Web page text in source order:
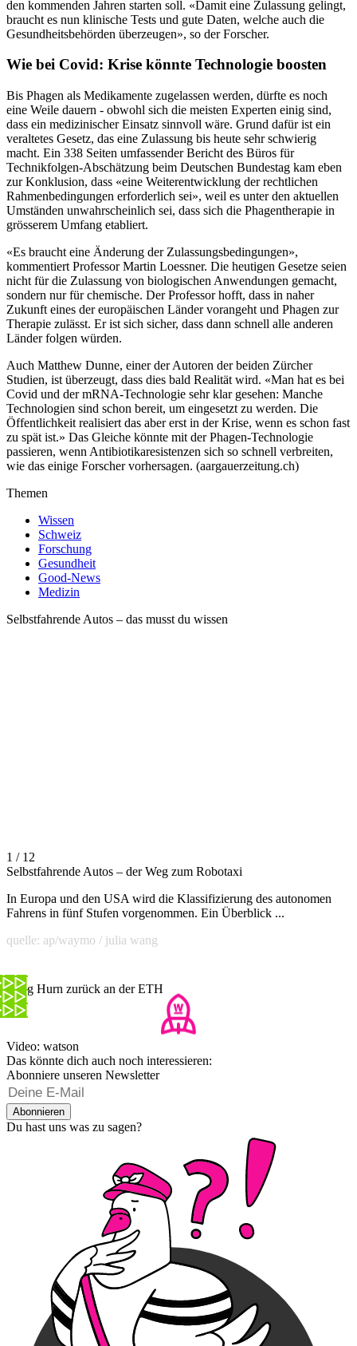
den kommenden Jahren starten soll. «Damit eine Zulassung gelingt,
braucht es nun klinische Tests und gute Daten, welche auch die
Gesundheitsbehörden überzeugen», so der Forscher.
Wie bei Covid: Krise könnte Technologie boosten
Bis Phagen als Medikamente zugelassen werden, dürfte es noch
eine Weile dauern - obwohl sich die meisten Experten einig sind,
dass ein medizinischer Einsatz sinnvoll wäre. Grund dafür ist ein
veraltetes Gesetz, das eine Zulassung bis heute sehr schwierig
macht. Ein 338 Seiten umfassender Bericht des Büros für
Technikfolgen-Abschätzung beim Deutschen Bundestag kam eben
zur Konklusion, dass «eine Weiterentwicklung der rechtlichen
Rahmenbedingungen erforderlich sei», weil es unter den aktuellen
Umständen unwahrscheinlich sei, dass sich die Phagentherapie in
grösserem Umfang etabliert.
«Es braucht eine Änderung der Zulassungsbedingungen»,
kommentiert Professor Martin Loessner. Die heutigen Gesetze seien
nicht für die Zulassung von biologischen Anwendungen gemacht,
sondern nur für chemische. Der Professor hofft, dass in naher
Zukunft eines der europäischen Länder vorangeht und Phagen zur
Therapie zulässt. Er ist sich sicher, dass dann schnell alle anderen
Länder folgen würden.
Auch Matthew Dunne, einer der Autoren der beiden Zürcher
Studien, ist überzeugt, dass dies bald Realität wird. «Man hat es bei
Covid und der mRNA-Technologie sehr klar gesehen: Manche
Technologien sind schon bereit, um eingesetzt zu werden. Die
Öffentlichkeit realisiert das aber erst in der Krise, wenn es schon fast
zu spät ist.» Das Gleiche könnte mit der Phagen-Technologie
passieren, wenn Antibiotikaresistenzen sich so schnell verbreiten,
wie das einige Forscher vorhersagen. (aargauerzeitung.ch)
Themen
Wissen
Schweiz
Forschung
Gesundheit
Good-News
Medizin
Selbstfahrende Autos – das musst du wissen
1 / 12
Selbstfahrende Autos – der Weg zum Robotaxi
In Europa und den USA wird die Klassifizierung des autonomen
Fahrens in fünf Stufen vorgenommen. Ein Überblick ...
quelle: ap/waymo / julia wang
Yung Hurn zurück an der ETH
Video: watson
Das könnte dich auch noch interessieren:
Abonniere unseren Newsletter
Abonnieren
Du hast uns was zu sagen?